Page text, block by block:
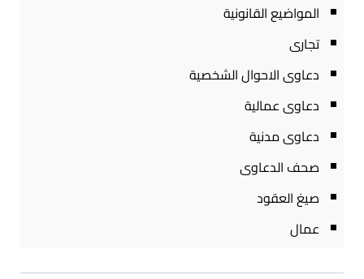
المواضيع القانونية
تجارى
دعاوى الاحوال الشخصية
دعاوى عمالية
دعاوى مدنية
صحف الدعاوى
صيغ العقود
عمال